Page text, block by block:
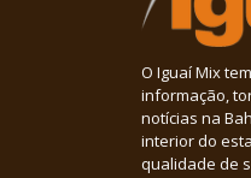
O Iguaí Mix
informação,
notícias na
interior do
qualidade de